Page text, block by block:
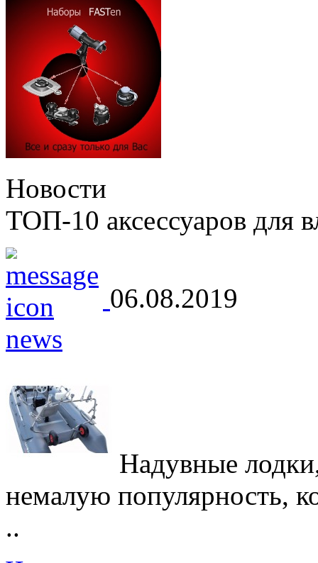
Новости
ТОП-10 аксессуаров для
06.08.2019
Надувные
немалую популярность,
..